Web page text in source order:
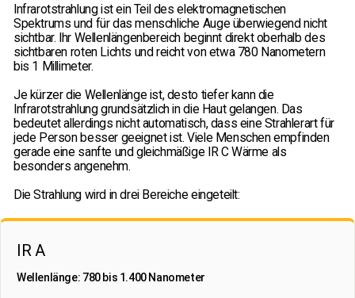
Infrarotstrahlung ist ein Teil des elektromagnetischen
Spektrums und für das menschliche Auge überwiegend nicht
sichtbar. Ihr Wellenlängenbereich beginnt direkt oberhalb des
sichtbaren roten Lichts und reicht von etwa 780 Nanometern
bis 1 Millimeter.
Je kürzer die Wellenlänge ist, desto tiefer kann die
Infrarotstrahlung grundsätzlich in die Haut gelangen. Das
bedeutet allerdings nicht automatisch, dass eine Strahlerart für
jede Person besser geeignet ist. Viele Menschen empfinden
gerade eine sanfte und gleichmäßige IR C Wärme als
besonders angenehm.
Die Strahlung wird in drei Bereiche eingeteilt:
IR A
Wellenlänge: 780 bis 1.400 Nanometer